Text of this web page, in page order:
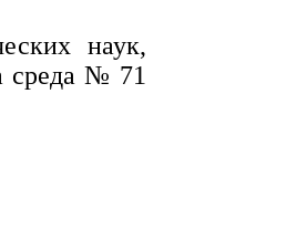
наук,
среда № 71